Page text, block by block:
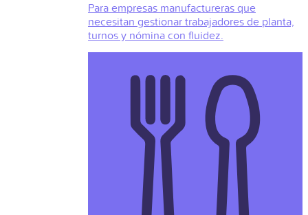
Para empresas manufactureras que
necesitan gestionar trabajadores de planta,
turnos y nómina con fluidez.